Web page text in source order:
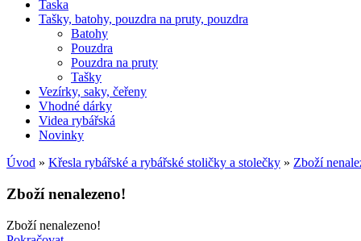
Taska
Tašky, batohy, pouzdra na pruty, pouzdra
Batohy
Pouzdra
Pouzdra na pruty
Tašky
Vezírky, saky, čeřeny
Vhodné dárky
Videa rybářská
Novinky
Úvod » Křesla rybářské a rybářské stoličky a stolečky » Zboží
Zboží nenalezeno!
Zboží nenalezeno!